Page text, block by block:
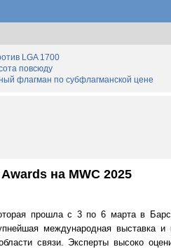
LGA 1700
повсюду
флагман по субфлагманской цене
на MWC 2025
прошла с 3 по 6 марта в
международная выставка и
связи. Эксперты высоко